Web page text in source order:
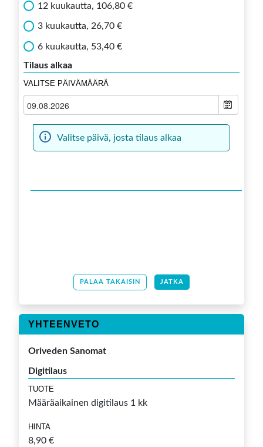
12 kuukautta, 106,80 €
3 kuukautta, 26,70 €
6 kuukautta, 53,40 €
Tilaus alkaa
VALITSE PÄIVÄMÄÄRÄ
Valitse päivä, josta tilaus alkaa
PALAA TAKAISIN JATKA
YHTEENVETO
Oriveden Sanomat
Digitilaus
TUOTE
Määräaikainen digitilaus 1 kk
HINTA
8,90 €